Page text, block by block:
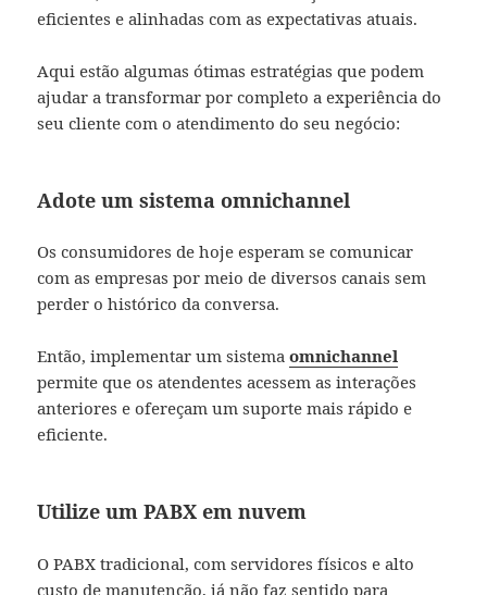
eficientes e alinhadas com as expectativas atuais.
Aqui estão algumas ótimas estratégias que podem
ajudar a transformar por completo a experiência do
seu cliente com o atendimento do seu negócio:
Adote um sistema omnichannel
Os consumidores de hoje esperam se comunicar
com as empresas por meio de diversos canais sem
perder o histórico da conversa.
Então, implementar um sistemaomnichannel
permite que os atendentes acessem as interações
anteriores e ofereçam um suporte mais rápido e
eficiente.
Utilize um PABX em nuvem
O PABX tradicional, com servidores físicos e alto
custo de manutenção, já não faz sentido para